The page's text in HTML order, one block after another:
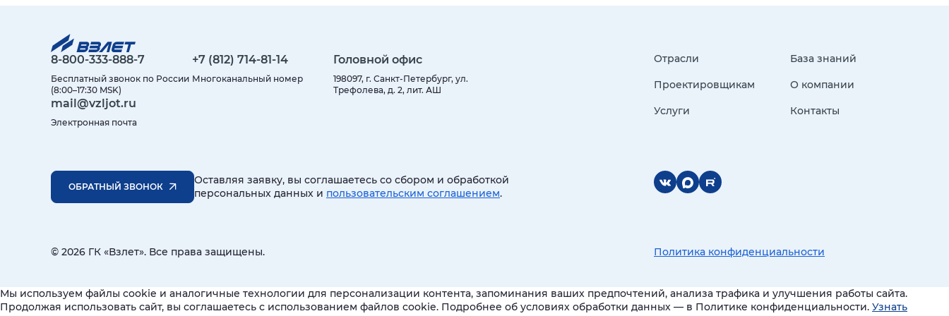
8-800-333-888-7
Бесплатный звонок по России
(8:00–17:30 MSK)
+7 (812) 714-81-14
Многоканальный номер
Головной офис
198097, г. Санкт-Петербург, ул.
Трефолева, д. 2, лит. АШ
mail@vzljot.ru
Электронная почта
Отрасли
Проектировщикам
Услуги
База знаний
О компании
Контакты
ОБРАТНЫЙ ЗВОНОК
Оставляя заявку, вы соглашаетесь со сбором и обработкой
персональных данных и пользовательским соглашением.
© 2026 ГК «Взлет». Все права защищены. Политика конфиденциальности
Мы используем файлы cookie и аналогичные технологии для персонализации контента, запоминания ваших предпочтений, анализа трафика и улучшения работы сайта.
Продолжая использовать сайт, вы соглашаетесь с использованием файлов cookie. Подробнее об условиях обработки данных — в Политике конфиденциальности. Узнать